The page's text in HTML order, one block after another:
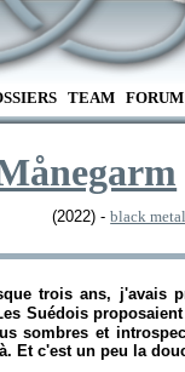
TEAM FORUM
(2022) -black metal
trois ans, j'avais
Suédois
sombres et
Et c'est un peu la